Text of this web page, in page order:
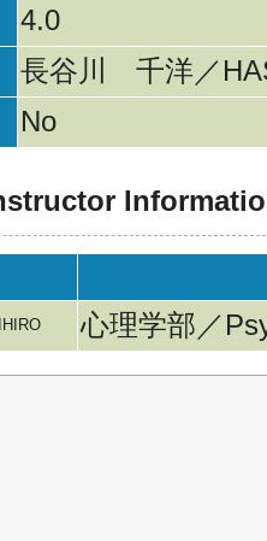
4.0
長谷川 千洋／
No
心理学部／